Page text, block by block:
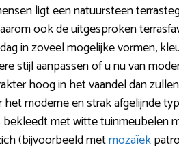
ligt een natuursteen
ook de uitgesproken
in zoveel mogelijke vormen,
stijl aanpassen of u nu van
hoog in het vaandel dan
het moderne en strak afgelijnde
met witte tuinmeubelen
(bijvoorbeeld metmozaïek